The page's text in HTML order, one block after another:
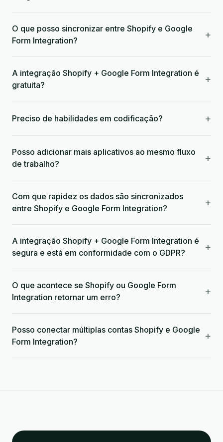
O que posso sincronizar entre Shopify e Google
Form Integration?
+
A integração Shopify + Google Form Integration é
gratuita?
+
Preciso de habilidades em codificação? +
Posso adicionar mais aplicativos ao mesmo fluxo
de trabalho?
+
Com que rapidez os dados são sincronizados
entre Shopify e Google Form Integration?
+
A integração Shopify + Google Form Integration é
segura e está em conformidade com o GDPR?
+
O que acontece se Shopify ou Google Form
Integration retornar um erro?
+
Posso conectar múltiplas contas Shopify e Google
Form Integration?
+